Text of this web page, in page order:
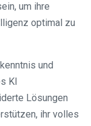
um ihre
optimal zu
und
KI
Lösungen
ihr volles